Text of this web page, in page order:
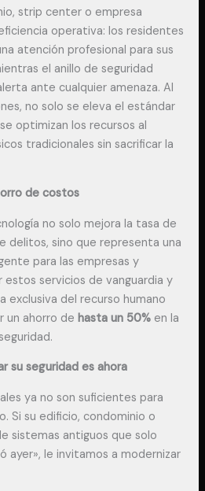
strip center o empresa
operativa: los residentes
atención profesional para sus
el anillo de seguridad
ante cualquier amenaza. Al
no solo se eleva el estándar
optimizan los recursos al
tradicionales sin sacrificar la
de costos
no solo mejora la tasa de
delitos, sino que representa una
para las empresas y
estos servicios de vanguardia y
exclusiva del recurso humano
un ahorro de hasta un 50% en la
su seguridad es ahora
ya no son suficientes para
Si su edificio, condominio o
sistemas antiguos que solo
ayer», le invitamos a modernizar